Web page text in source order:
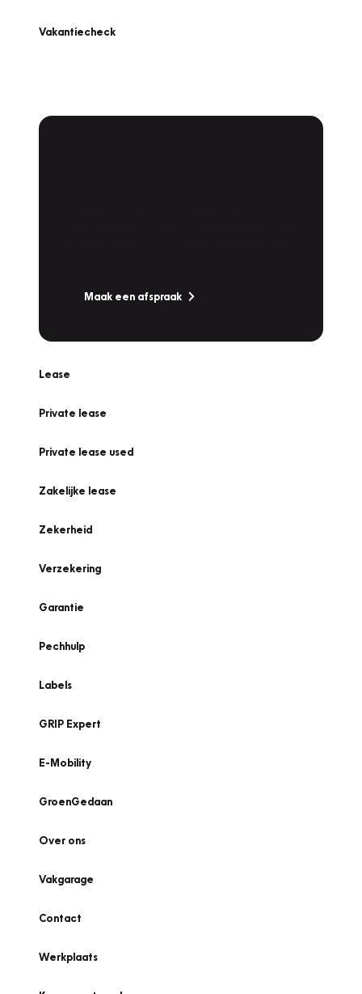
Vakantiecheck
Maak een afspraak
Lease
Private lease
Private lease used
Zakelijke lease
Zekerheid
Verzekering
Garantie
Pechhulp
Labels
GRIP Expert
E-Mobility
GroenGedaan
Over ons
Vakgarage
Contact
Werkplaats